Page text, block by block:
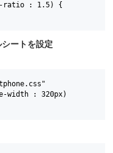
ratio : 1.5) {
ートを設定
width : 320px)